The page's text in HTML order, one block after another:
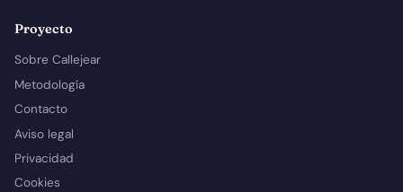
Proyecto
Sobre Callejear
Metodología
Contacto
Aviso legal
Privacidad
Cookies